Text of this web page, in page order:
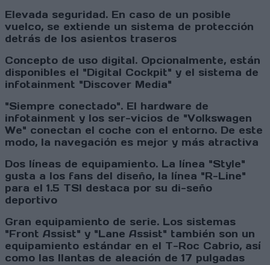
Elevada seguridad. En caso de un posible
vuelco, se extiende un sistema de protección
detrás de los asientos traseros
Concepto de uso digital. Opcionalmente, están
disponibles el "Digital Cockpit" y el sistema de
infotainment "Discover Media"
"Siempre conectado". El hardware de
infotainment y los ser-vicios de "Volkswagen
We" conectan el coche con el entorno. De este
modo, la navegación es mejor y más atractiva
Dos líneas de equipamiento. La línea "Style"
gusta a los fans del diseño, la línea "R-Line"
para el 1.5 TSI destaca por su di-seño
deportivo
Gran equipamiento de serie. Los sistemas
"Front Assist" y "Lane Assist" también son un
equipamiento estándar en el T-Roc Cabrio, así
como las llantas de aleación de 17 pulgadas